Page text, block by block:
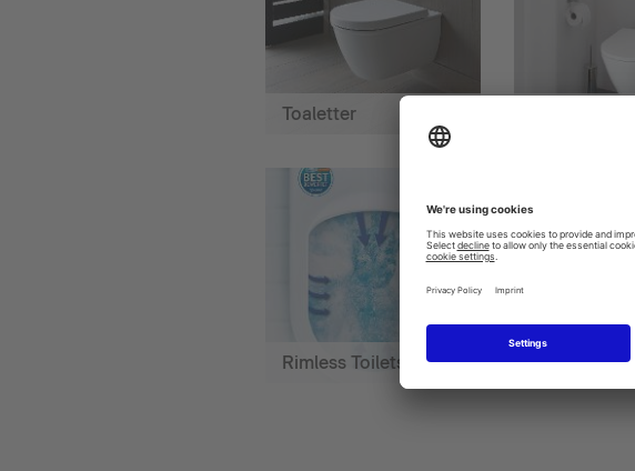
Toaletter
Rimless Toilets